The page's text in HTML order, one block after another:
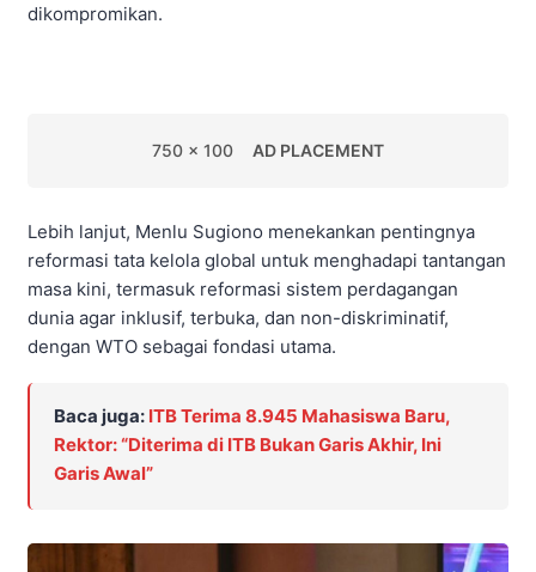
dikompromikan.
750 x 100 AD PLACEMENT
Lebih lanjut, Menlu Sugiono menekankan pentingnya
reformasi tata kelola global untuk menghadapi tantangan
masa kini, termasuk reformasi sistem perdagangan
dunia agar inklusif, terbuka, dan non-diskriminatif,
dengan WTO sebagai fondasi utama.
Baca juga: ITB Terima 8.945 Mahasiswa Baru,
Rektor: “Diterima di ITB Bukan Garis Akhir, Ini
Garis Awal”